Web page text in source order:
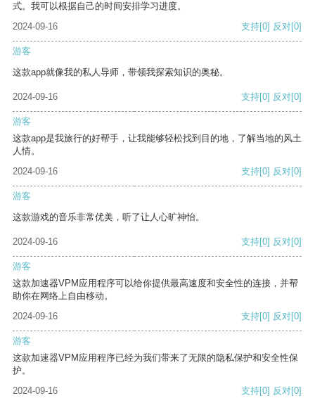
式。我可以根据自己的时间安排学习进度。
2024-09-16
支持[0] 反对[0]
游客
这款app就像我的私人导师，带领我探索知识的奥秘。
2024-09-16 支持[0] 反对[0]
游客
这款app是我旅行的好帮手，让我能够轻松找到目的地，了解当地的风土
人情。
2024-09-16
支持[0] 反对[0]
游客
这款游戏的音乐非常优美，听了让人心旷神怡。
2024-09-16 支持[0] 反对[0]
游客
这款加速器VPM应用程序可以给你提供最高速度和安全性的连接，并帮
助你在网络上自由移动。
2024-09-16
支持[0] 反对[0]
游客
这款加速器VPM应用程序已经为我们带来了无限的隐私保护和安全性保
护。
2024-09-16
支持[0] 反对[0]